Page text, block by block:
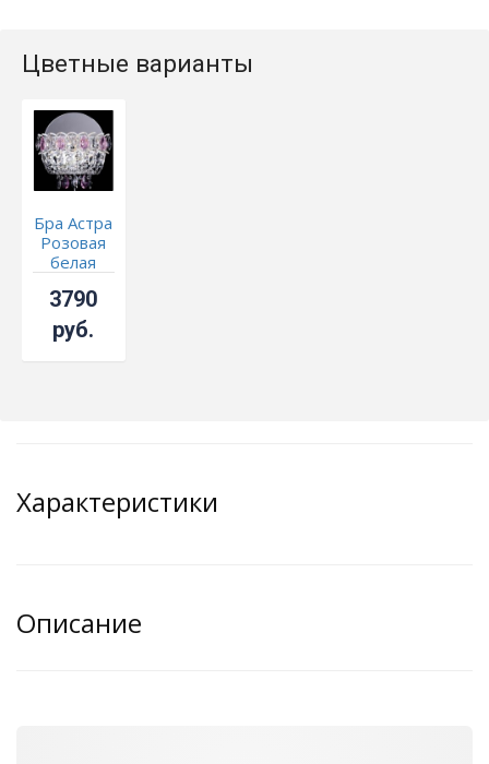
Цветные варианты
Бра Астра
Розовая
белая
3790
руб.
Характеристики
Описание